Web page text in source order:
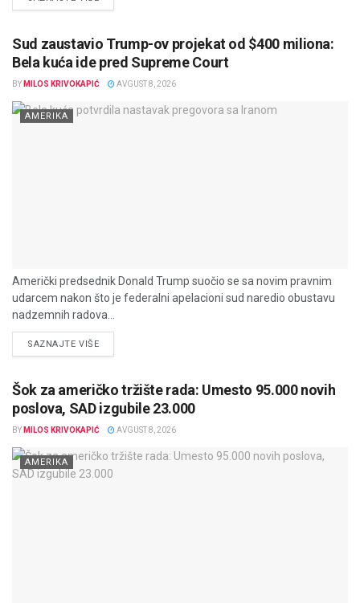
Sud zaustavio Trump-ov projekat od $400 miliona:
Bela kuća ide pred Supreme Court
BY MILOS KRIVOKAPIĆ AVGUST 8, 2026
AMERIKA
Američki predsednik Donald Trump suočio se sa novim pravnim
udarcem nakon što je federalni apelacioni sud naredio obustavu
nadzemnih radova...
SAZNAJTE VIŠEDETAILS
Šok za američko tržište rada: Umesto 95.000 novih
poslova, SAD izgubile 23.000
BY MILOS KRIVOKAPIĆ AVGUST 8, 2026
AMERIKA